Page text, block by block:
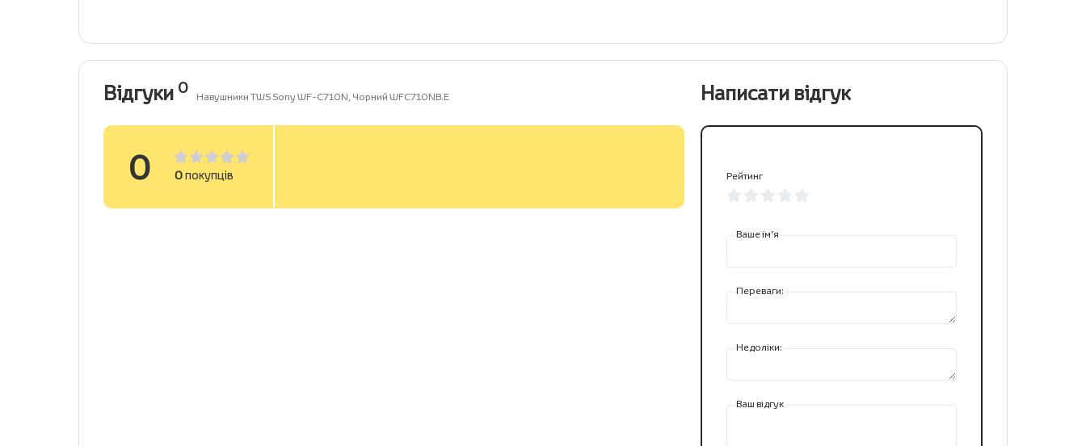
Відгуки 0 Навушники TWS Sony WF-C710N, Чорний WFC710NB.E
0 0покупців
Написати відгук
Рейтинг
Ваше ім’я
Переваги:
Недоліки:
Ваш відгук